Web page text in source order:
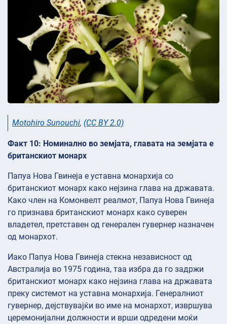
Motohiro Sunouchi, (CC BY 2.0)
Факт 10: Номинално во земјата, главата на земјата е
британскиот монарх
Папуа Нова Гвинеја е уставна монархија со
британскиот монарх како нејзина глава на државата.
Како член на Комонвелт реалмот, Папуа Нова Гвинеја
го признава британскиот монарх како суверен
владетел, претставен од генерален гувернер назначен
од монархот.
Иако Папуа Нова Гвинеја стекна независност од
Австралија во 1975 година, таа избра да го задржи
британскиот монарх како нејзина глава на државата
преку системот на уставна монархија. Генералниот
гувернер, дејствувајќи во име на монархот, извршува
церемонијални должности и врши одредени моќи